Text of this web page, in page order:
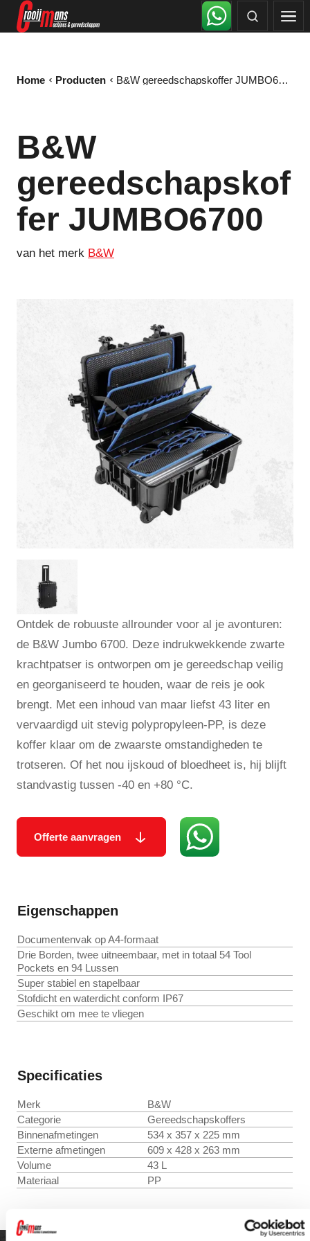
Home Producten B&W gereedschapskoffer JUMBO6700
B&W
gereedschapskof
fer JUMBO6700
van het merk B&W
Ontdek de robuuste allrounder voor al je avonturen:
de B&W Jumbo 6700. Deze indrukwekkende zwarte
krachtpatser is ontworpen om je gereedschap veilig
en georganiseerd te houden, waar de reis je ook
brengt. Met een inhoud van maar liefst 43 liter en
vervaardigd uit stevig polypropyleen-PP, is deze
koffer klaar om de zwaarste omstandigheden te
trotseren. Of het nou ijskoud of bloedheet is, hij blijft
standvastig tussen -40 en +80 °C.
Offerte aanvragen
Eigenschappen
Documentenvak op A4-formaat
Drie Borden, twee uitneembaar, met in totaal 54 Tool
Pockets en 94 Lussen
Super stabiel en stapelbaar
Stofdicht en waterdicht conform IP67
Geschikt om mee te vliegen
Specificaties
Merk
B&W
Categorie
Gereedschapskoffers
Binnenafmetingen
534 x 357 x 225 mm
Externe afmetingen
609 x 428 x 263 mm
Volume
43 L
Materiaal
PP